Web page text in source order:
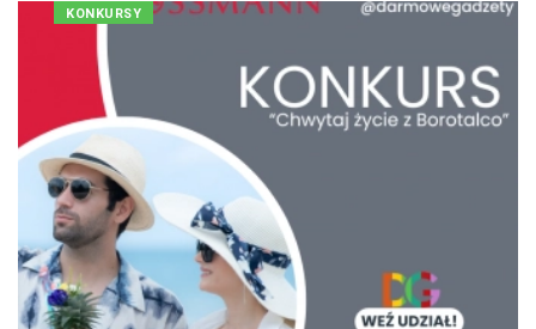
KONKURSY